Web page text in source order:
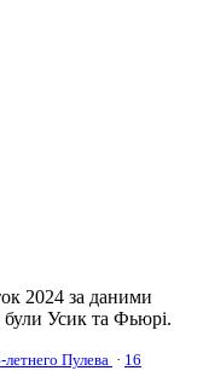
2024 за даними
були Усик та Фьюрі.
Пулева · 16